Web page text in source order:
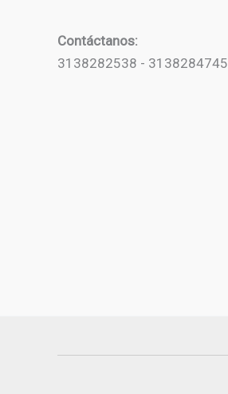
Contáctanos:
3138282538 - 3138284745